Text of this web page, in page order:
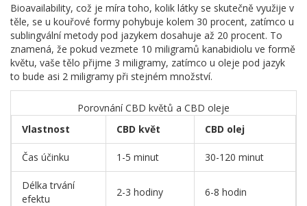
Bioavailability, což je míra toho, kolik látky se skutečně využije v
těle, se u kouřové formy pohybuje kolem 30 procent, zatímco u
sublingvální metody pod jazykem dosahuje až 20 procent. To
znamená, že pokud vezmete 10 miligramů kanabidiolu ve formě
květu, vaše tělo přijme 3 miligramy, zatímco u oleje pod jazyk
to bude asi 2 miligramy při stejném množství.
Porovnání CBD květů a CBD oleje
Vlastnost
CBD květ CBD olej
Čas účinku 1-5 minut 30-120 minut
Délka trvání
efektu
2-3 hodiny 6-8 hodin